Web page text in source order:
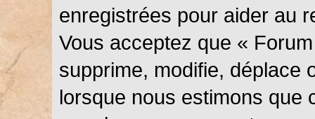
enregistrées pour aider au
Vous acceptez que «
supprime, modifie, déplace
lorsque nous estimons que